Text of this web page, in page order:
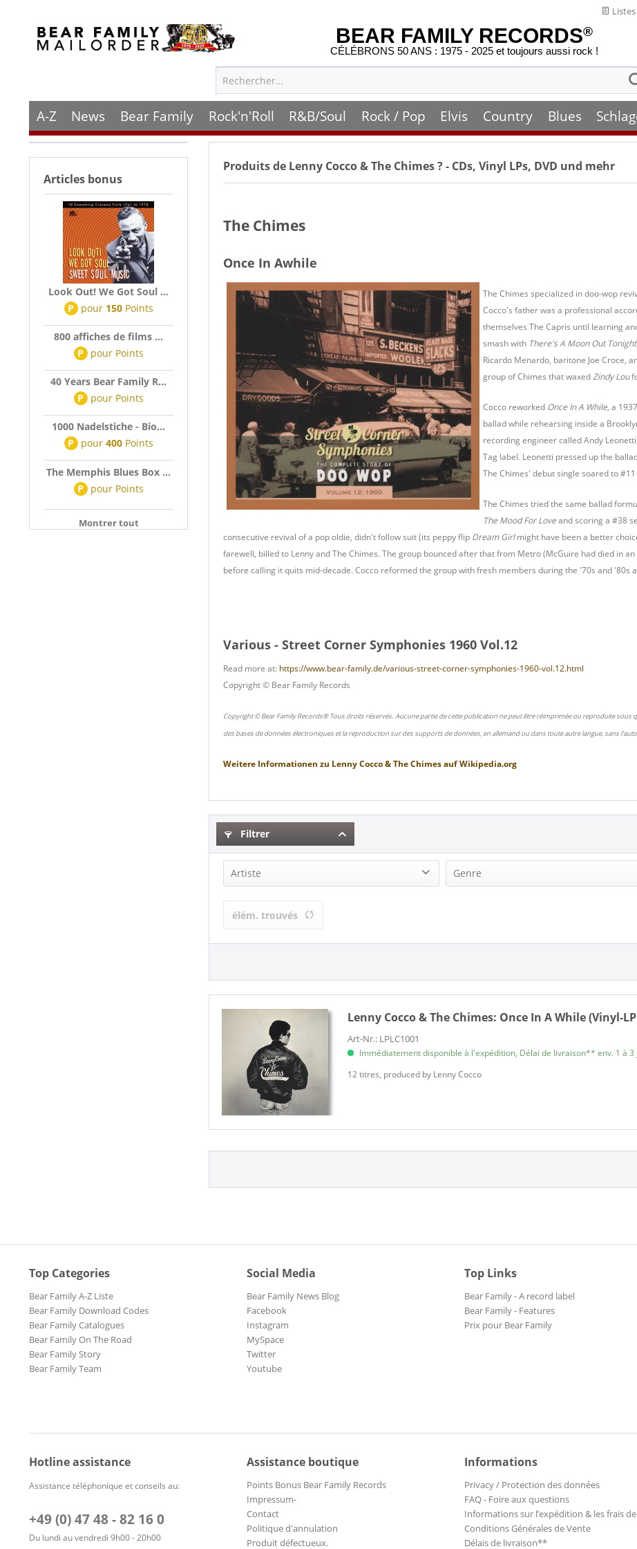
BEAR FAMILY RECORDS®
CÉLÉBRONS 50 ANS : 1975 - 2025 et toujours aussi rock !
A-Z News Bear Family Rock'n'Roll R&B/Soul Rock / Pop Elvis Country Blues
Articles bonus
Look Out! We Got Soul ...
P pour 150Points
800 affiches de films ...
P pour Points
40 Years Bear Family R...
P pour Points
1000 Nadelstiche - Bio...
P pour 400Points
The Memphis Blues Box ...
P pour Points
Montrer tout
Produits de Lenny Cocco & The Chimes? - CDs, Vinyl LPs, DVD und mehr
The Chimes
Once In Awhile
The Chimes specialized in doo-wop
Cocco's father was a professional
themselves The Capris until learning
smash with There's A Moon Out Tonight
Ricardo Menardo, baritone Joe Croce,
group of Chimes that waxedZindy Lou
Cocco reworked Once In A While, a
ballad while rehearsing inside a
recording engineer called Andy
Tag label. Leonetti pressed up the
The Chimes' debut single soared to
The Chimes tried the same ballad
The Mood For Loveand scoring a #38
consecutive revival of a pop oldie, didn't follow suit (its peppy flip Dream Girlmight have been a better
farewell, billed to Lenny and The Chimes. The group bounced after that from Metro (McGuire had died in
before calling it quits mid-decade. Cocco reformed the group with fresh members during the '70s and '80s
Various - Street Corner Symphonies 1960 Vol.12
Read more at: https://www.bear-family.de/various-street-corner-symphonies-1960-vol.12.html
Copyright © Bear Family Records
Copyright © Bear Family Records® Tous droits réservés. Aucune partie de cette publication ne peut être réimprimée ou reproduite
des bases de données électroniques et la reproduction sur des supports de données, en allemand ou dans toute autre langue, sans
Weitere Informationen zu Lenny Cocco & The ChimesaufWikipedia.org
Filtrer
Artiste Genre
élém. trouvés
Lenny Cocco & The Chimes: Once In A While (Vinyl-
Art-Nr.: LPLC1001
Immédiatement disponible à l'expédition, Délai de livraison** env. 1 à 3
12 titres, produced by Lenny Cocco
Top Categories
Bear Family A-Z Liste
Bear Family Download Codes
Bear Family Catalogues
Bear Family On The Road
Bear Family Story
Bear Family Team
Social Media
Bear Family News Blog
Facebook
Instagram
MySpace
Twitter
Youtube
Top Links
Bear Family - A record label
Bear Family - Features
Prix pour Bear Family
Hotline assistance
Assistance téléphonique et conseils au:
+49 (0) 47 48 - 82 16 0
Du lundi au vendredi 9h00 - 20h00
Assistance boutique
Points Bonus Bear Family Records
Impressum-
Contact
Politique d'annulation
Produit défectueux.
Informations
Privacy / Protection des données
FAQ - Foire aux questions
Informations sur l’expédition & les frais
Conditions Générales de Vente
Délais de livraison**